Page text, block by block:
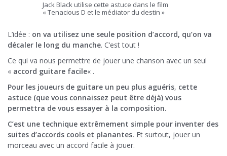
Jack Black utilise cette astuce dans le film
« Tenacious D et le médiator du destin »
L’idée : on va utilisez une seule position d’accord, qu’on va
décaler le long du manche. C’est tout !
Ce qui va nous permettre de jouer une chanson avec un seul
« accord guitare facile« .
Pour les joueurs de guitare un peu plus aguéris, cette
astuce (que vous connaissez peut être déjà) vous
permettra de vous essayer à la composition.
C’est une technique extrêmement simple pour inventer des
suites d’accords cools et planantes. Et surtout, jouer un
morceau avec un accord facile à jouer.